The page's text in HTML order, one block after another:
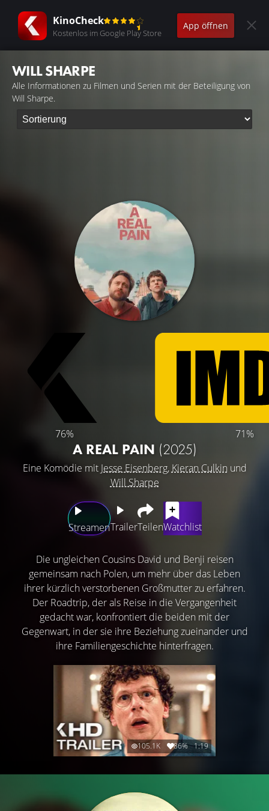
KinoCheck
Kostenlos im Google Play Store
App öffnen
WILL SHARPE
Alle Informationen zu Filmen und Serien mit der Beteiligung von
Will Sharpe.
76% 71%
A REAL PAIN (2025)
Eine Komödie mit Jesse Eisenberg, Kieran Culkin und
Will Sharpe
StreamenTrailerTeilenWatchlist
Die ungleichen Cousins David und Benji reisen
gemeinsam nach Polen, um mehr über das Leben
ihrer kürzlich verstorbenen Großmutter zu erfahren.
Der Roadtrip, der als Reise in die Vergangenheit
gedacht war, konfrontiert die beiden mit der
Gegenwart, in der sie ihre Beziehung zueinander und
ihre Familiengeschichte hinterfragen.
105.1K 86% 1:19